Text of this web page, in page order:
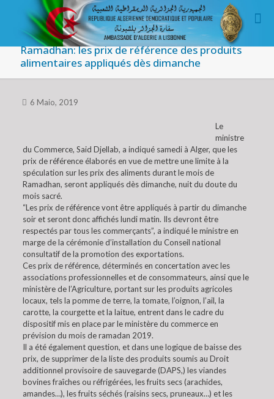
Ramadhan: les prix de référence des produits
alimentaires appliqués dès dimanche
6 Maio, 2019
Le
ministre
du Commerce, Said Djellab, a indiqué samedi à Alger, que les
prix de référence élaborés en vue de mettre une limite à la
spéculation sur les prix des aliments durant le mois de
Ramadhan, seront appliqués dès dimanche, nuit du doute du
mois sacré.
“Les prix de référence vont être appliqués à partir du dimanche
soir et seront donc affichés lundi matin. Ils devront être
respectés par tous les commerçants”, a indiqué le ministre en
marge de la cérémonie d’installation du Conseil national
consultatif de la promotion des exportations.
Ces prix de référence, déterminés en concertation avec les
associations professionnelles et de consommateurs, ainsi que le
ministère de l’Agriculture, portant sur les produits agricoles
locaux, tels la pomme de terre, la tomate, l’oignon, l’ail, la
carotte, la courgette et la laitue, entrent dans le cadre du
dispositif mis en place par le ministère du commerce en
prévision du mois de ramadan 2019.
Il a été également question, et dans une logique de baisse des
prix, de supprimer de la liste des produits soumis au Droit
additionnel provisoire de sauvegarde (DAPS,) les viandes
bovines fraîches ou réfrigérées, les fruits secs (arachides,
amandes…), les fruits séchés (raisins secs, pruneaux…) et les